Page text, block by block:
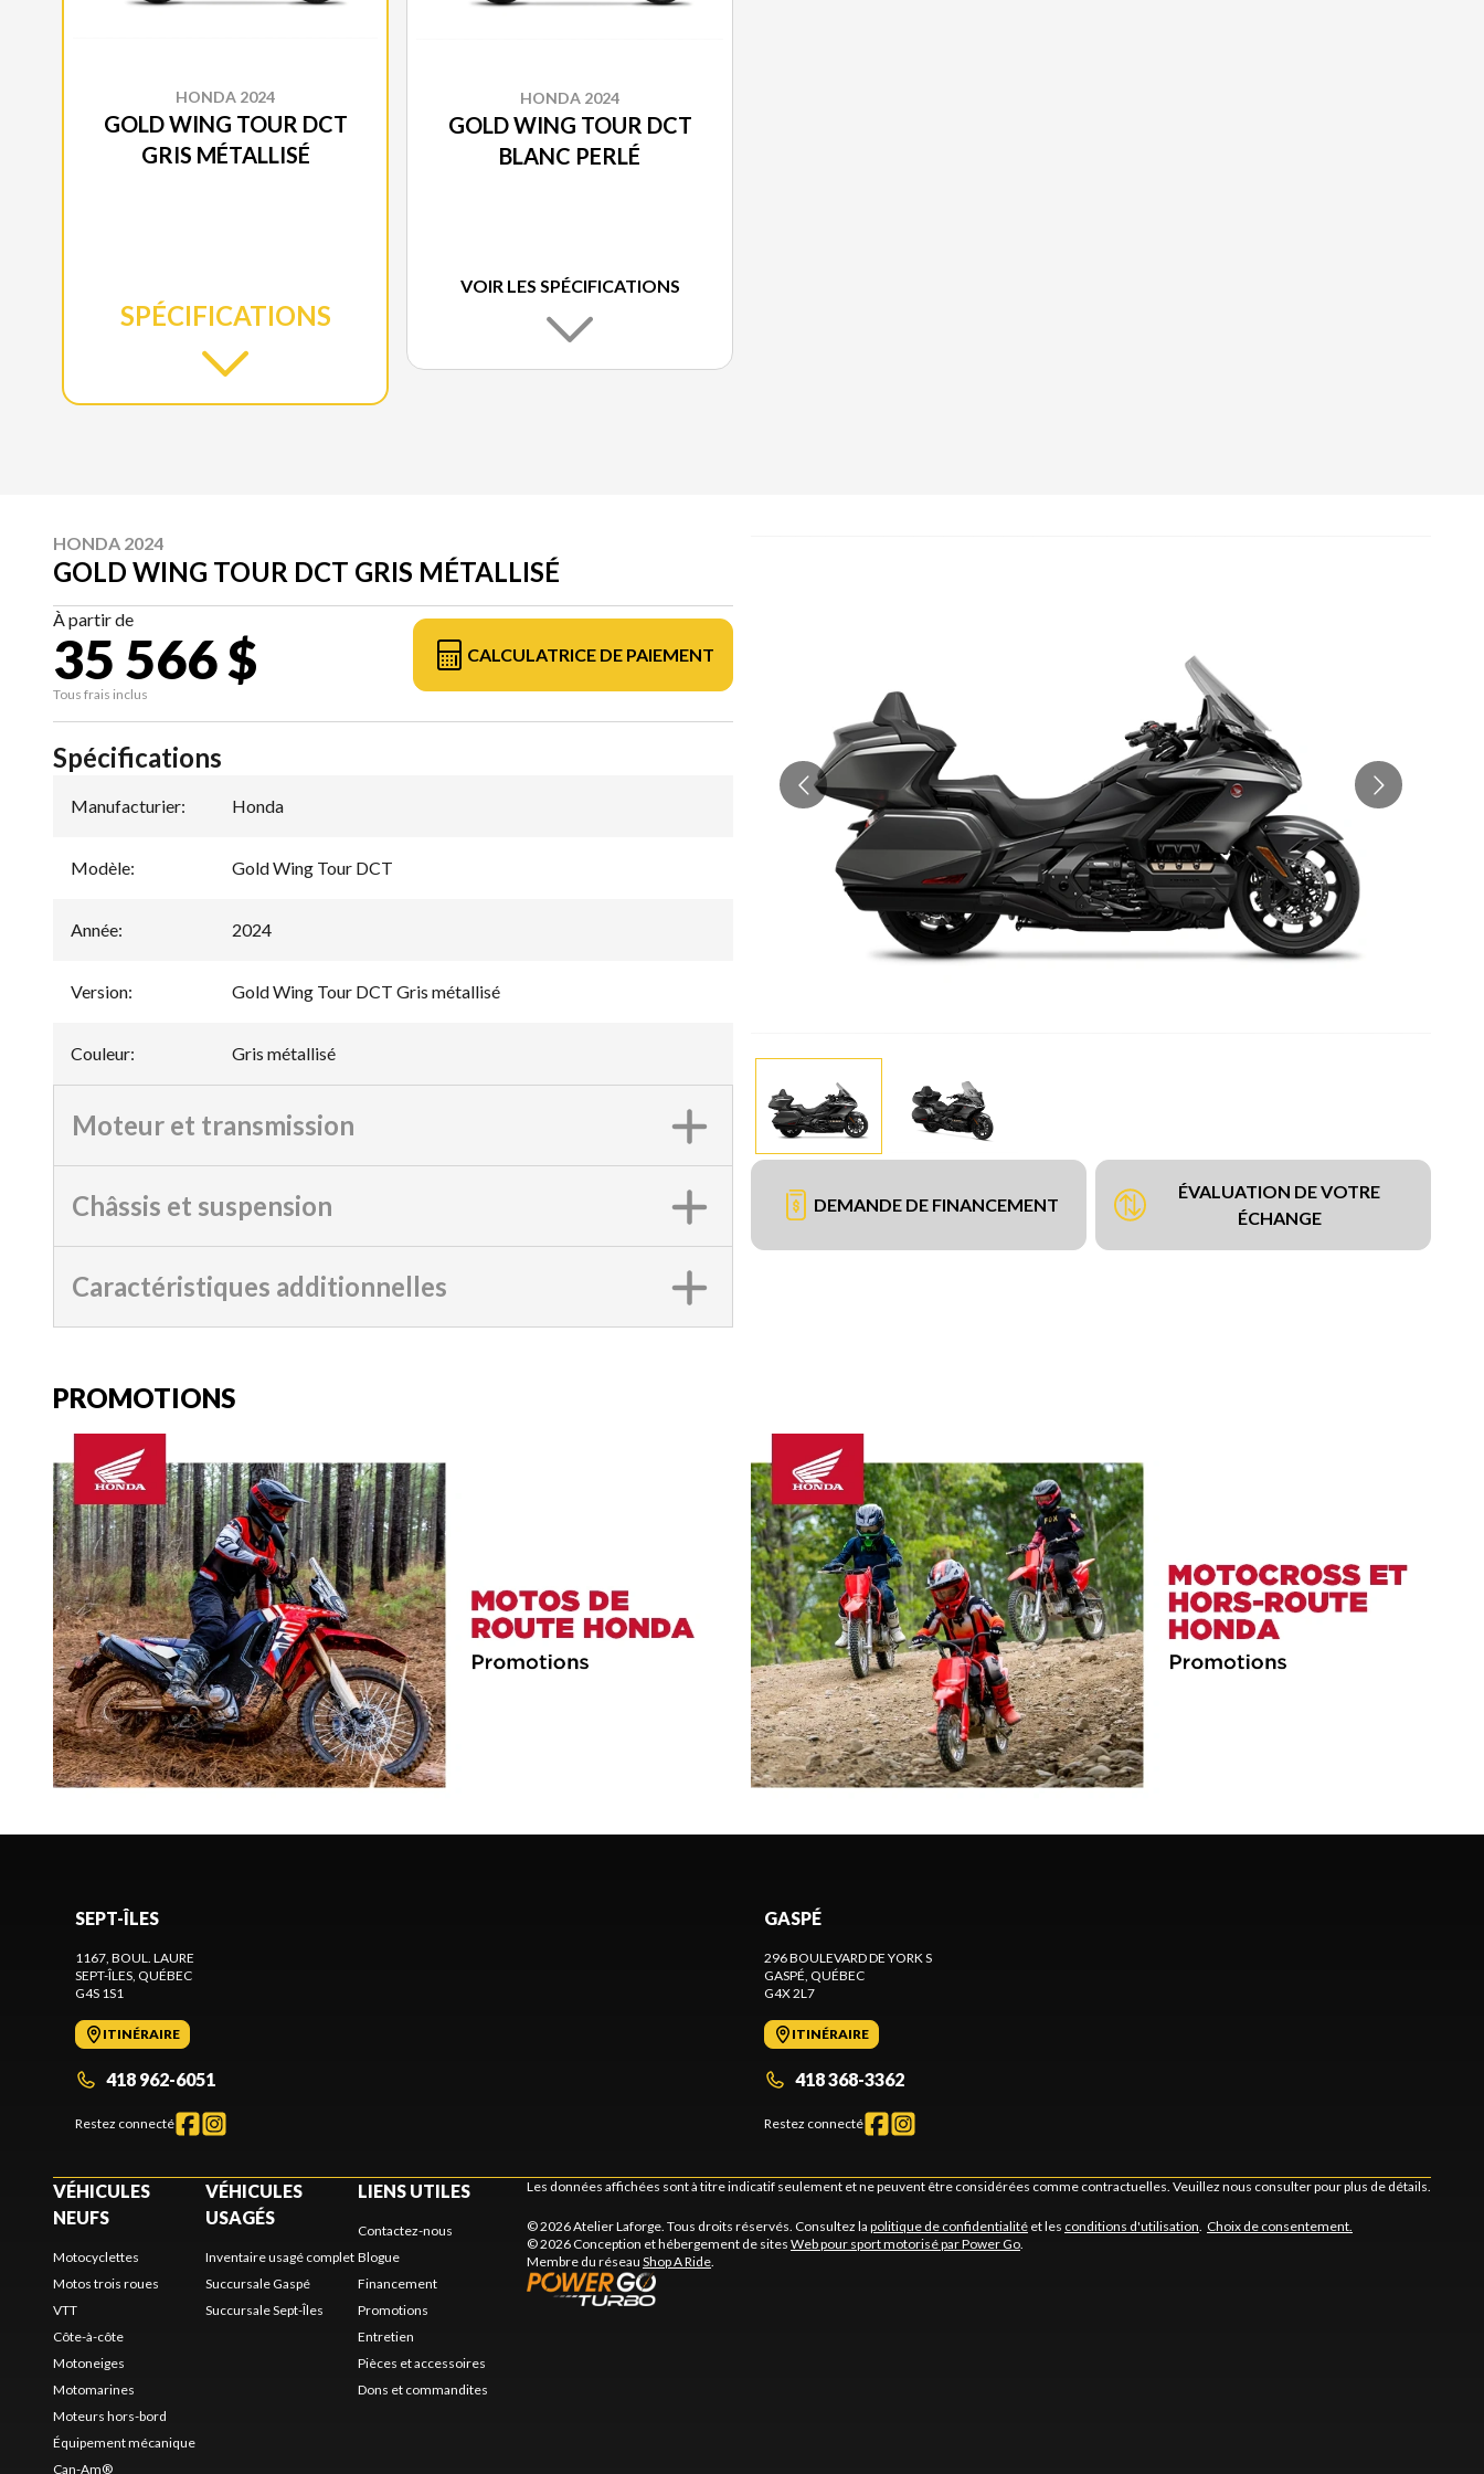
HONDA 2024
GOLD WING TOUR DCT
GRIS MÉTALLISÉ
SPÉCIFICATIONS
HONDA 2024
GOLD WING TOUR DCT
BLANC PERLÉ
VOIR LES SPÉCIFICATIONS
HONDA 2024
GOLD WING TOUR DCT GRIS MÉTALLISÉ
À partir de
35 566 $
Tous frais inclus
CALCULATRICE DE PAIEMENT
DEMANDE DE FINANCEMENT
ÉVALUATION DE VOTRE
ÉCHANGE
Spécifications
Manufacturier: Honda
Modèle: Gold Wing Tour DCT
Année: 2024
Version: Gold Wing Tour DCT Gris métallisé
Couleur: Gris métallisé
Moteur et transmission
Châssis et suspension
Caractéristiques additionnelles
PROMOTIONS
SEPT-ÎLES
1167, BOUL. LAURE
SEPT-ÎLES , QUÉBEC
G4S 1S1
ITINÉRAIRE
418 962-6051
Restez connecté
GASPÉ
296 BOULEVARD DE YORK S
GASPÉ , QUÉBEC
G4X 2L7
ITINÉRAIRE
418 368-3362
Restez connecté
VÉHICULES
NEUFS
Motocyclettes
Motos trois roues
VTT
Côte-à-côte
Motoneiges
Motomarines
Moteurs hors-bord
Équipement mécanique
Can-Am®
VÉHICULES
USAGÉS
Inventaire usagé complet
Succursale Gaspé
Succursale Sept-Îles
LIENS UTILES
Contactez-nous
Blogue
Financement
Promotions
Entretien
Pièces et accessoires
Dons et commandites
Les données affichées sont à titre indicatif seulement et ne peuvent être considérées comme contractuelles. Veuillez nous consulter pour plus de détails.
© 2026 Atelier Laforge. Tous droits réservés. Consultez la politique de confidentialité et les conditions d'utilisation Choix de consentement.
© 2026 Conception et hébergement de sites Web pour sport motorisé par Power Go
Membre du réseau Shop A Ride